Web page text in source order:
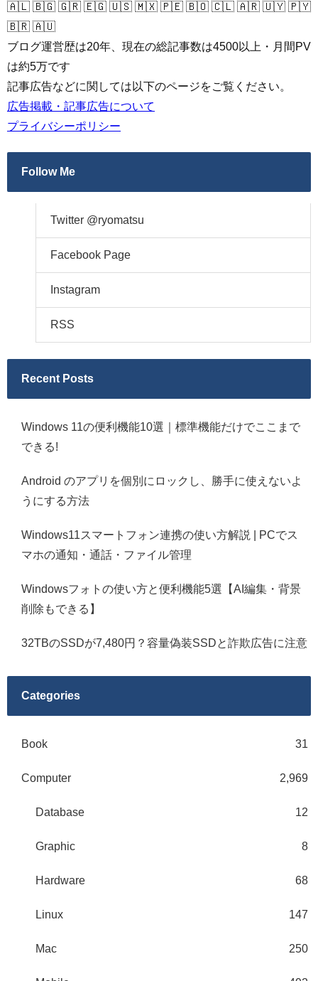
🇦🇱 🇧🇬 🇬🇷 🇪🇬 🇺🇸 🇲🇽 🇵🇪 🇧🇴 🇨🇱 🇦🇷 🇺🇾 🇵🇾
🇧🇷 🇦🇺
ブログ運営歴は20年、現在の総記事数は4500以上・月間PV
は約5万です
記事広告などに関しては以下のページをご覧ください。
広告掲載・記事広告について
プライバシーポリシー
Follow Me
Twitter @ryomatsu
Facebook Page
Instagram
RSS
Recent Posts
Windows 11の便利機能10選｜標準機能だけでここまで
できる!
Android のアプリを個別にロックし、勝手に使えないよ
うにする方法
Windows11スマートフォン連携の使い方解説 | PCでス
マホの通知・通話・ファイル管理
Windowsフォトの使い方と便利機能5選【AI編集・背景
削除もできる】
32TBのSSDが7,480円？容量偽装SSDと詐欺広告に注意
Categories
Book 31
Computer 2,969
Database 12
Graphic 8
Hardware 68
Linux 147
Mac 250